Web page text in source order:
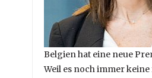
Belgien hat eine neue
Weil es noch immer